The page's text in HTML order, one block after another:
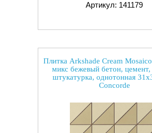
Артикул: 141179
Плитка Arkshade Cream
микс бежевый бетон, цемент,
штукатурка, однотонная
Concorde